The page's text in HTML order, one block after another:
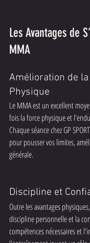
Les Avantages de
MMA
Amélioration de
Physique
Le MMA est un excellent
fois la force physique et
Chaque séance chez GP
pour pousser vos limites,
générale.
Discipline et
Outre les avantages
discipline personnelle et la
compétences nécessaires et